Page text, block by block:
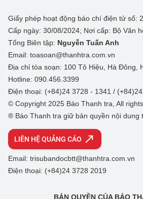
Giấy phép hoạt động báo chí điện tử số:
Cấp ngày: 30/08/2024; Nơi cấp: Bộ Văn
Tổng Biên tập: Nguyễn Tuấn Anh
Email: toasoan@thanhtra.com.vn
Địa chỉ tòa soạn: 100 Tô Hiệu, Hà Đông,
Hotline: 090.456.3399
Điện thoại: (+84)24 3728 - 1341 /
© Copyright 2025 Báo Thanh tra, All
® Báo Thanh tra giữ bản quyền nội dung
LIÊN HỆ QUẢNG CÁO
Email: trisubandocbtt@thanhtra.com.vn
Điện thoại: (+84)24 3728 2019
BẢN QUYỀN CỦA BÁO